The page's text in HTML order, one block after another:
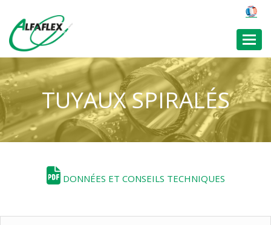
TUYAUX SPIRALÉS
DONNÉES ET CONSEILS TECHNIQUES